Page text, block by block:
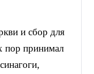
и сбор для
пор принимал